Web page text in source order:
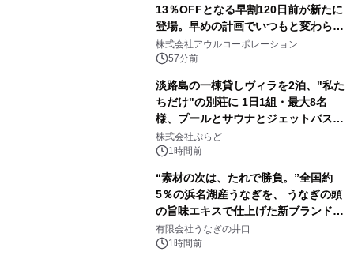
13％OFFとなる早割120日前が新たに
登場。早めの計画でいつもと変わらぬ
大人の冬旅を。ー夕日ヶ浦温泉「佳松
苑 別邸ふうか」ー
株式会社アウルコーポレーション
57分前
淡路島の一棟貸しヴィラを2泊、"私た
ちだけ"の別荘に 1日1組・最大8名
様、プールとサウナとジェットバス付
きで Villa Mon Temps AWAJIの連泊
素泊りプラン
株式会社ぷらど
1時間前
“素材の次は、たれで勝負。”全国約
5％の浜名湖産うなぎを、 うなぎの頭
の旨味エキスで仕上げた新ブランド
「井口の誉」誕生
有限会社うなぎの井口
1時間前